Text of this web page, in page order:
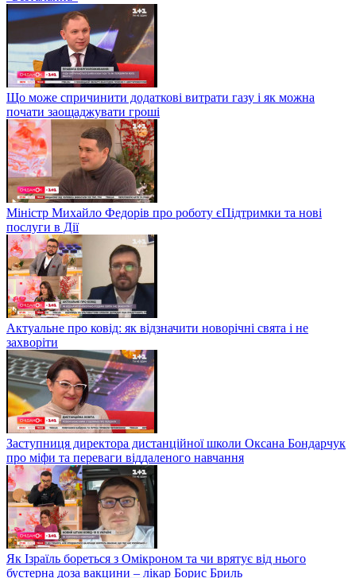
Що може спричинити додаткові витрати газу і як можна
почати заощаджувати гроші
Міністр Михайло Федорів про роботу єПідтримки та нові
послуги в Дії
Актуальне про ковід: як відзначити новорічні свята і не
захворіти
Заступниця директора дистанційної школи Оксана Бондарчук
про міфи та переваги віддаленого навчання
Як Ізраїль бореться з Омікроном та чи врятує від нього
бустерна доза вакцини – лікар Борис Бриль